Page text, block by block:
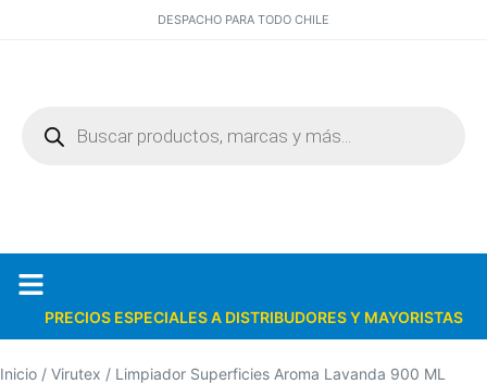
DESPACHO PARA TODO CHILE
PRECIOS ESPECIALES A DISTRIBUDORES Y MAYORISTAS
Inicio / Virutex / Limpiador Superficies Aroma Lavanda 900 ML